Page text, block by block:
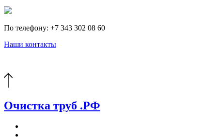
По телефону: +7 343 302 08 60
Наши контакты
Очистка труб .РФ